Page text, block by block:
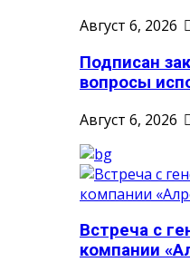
Август 6, 2026
Подписан
вопросы
Август 6, 2026
Встреча с
компании